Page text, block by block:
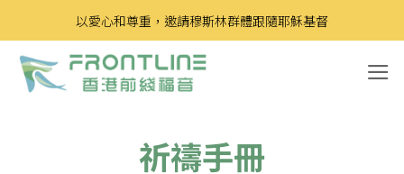
to
content
以愛心和尊重，邀請穆斯林群體跟隨耶穌基督
祈禱手冊